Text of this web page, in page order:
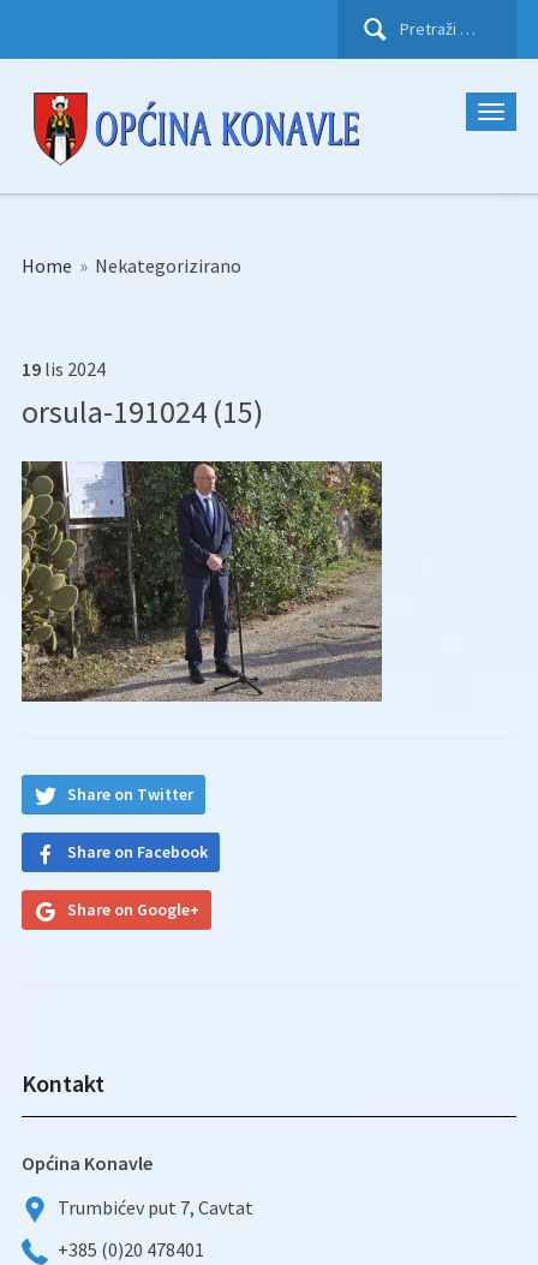
Pretraži:
Home » Nekategorizirano
19 lis 2024
orsula-191024 (15)
Share on Twitter
Share on Facebook
Share on Google+
Kontakt
Općina Konavle
Trumbićev put 7, Cavtat
+385 (0)20 478401